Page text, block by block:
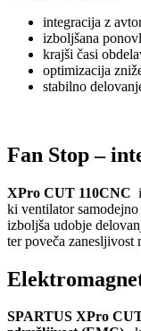
integracija z
izboljšana
krajši časi
optimizacija
stabilno
Fan Stop –
XPro CUT 110CNC
ki ventilator
izboljša udobje
ter poveča
SPARTUS XPro